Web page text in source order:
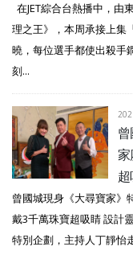
在JET綜合台熱播中，由
理之王》，本周承接上集
曉，每位選手都使出殺手
刻...
家
曾國城現身《大尋寶家》
戴3千萬珠寶超吸睛 設計
特別企劃，主持人丁靜怡